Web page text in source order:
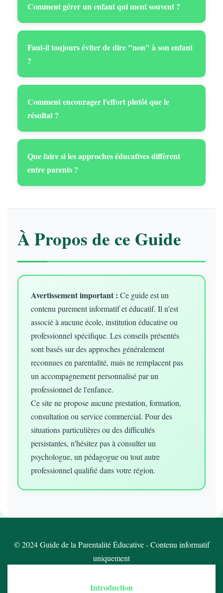
Comment gérer un enfant qui ment souvent ?
Faut-il toujours éviter de dire "non" à son enfant
?
Comment encourager l'effort plutôt que le
résultat ?
Que faire si les approches éducatives diffèrent
entre parents ?
À Propos de ce Guide
Avertissement important : Ce guide est un
contenu purement informatif et éducatif. Il n'est
associé à aucune école, institution éducative ou
professionnel spécifique. Les conseils présentés
sont basés sur des approches généralement
reconnues en parentalité, mais ne remplacent pas
un accompagnement personnalisé par un
professionnel de l'enfance.
Ce site ne propose aucune prestation, formation,
consultation ou service commercial. Pour des
situations particulières ou des difficultés
persistantes, n'hésitez pas à consulter un
psychologue, un pédagogue ou tout autre
professionnel qualifié dans votre région.
© 2024 Guide de la Parentalité Éducative - Contenu informatif
uniquement
Introduction